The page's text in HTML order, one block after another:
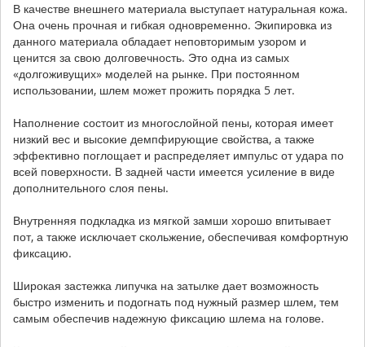
В качестве внешнего материала выступает натуральная кожа.
Она очень прочная и гибкая одновременно. Экипировка из
данного материала обладает неповторимым узором и
ценится за свою долговечность. Это одна из самых
«долгоживущих» моделей на рынке. При постоянном
использовании, шлем может прожить порядка 5 лет.
Наполнение состоит из многослойной пены, которая имеет
низкий вес и высокие демпфирующие свойства, а также
эффективно поглощает и распределяет импульс от удара по
всей поверхности. В задней части имеется усиление в виде
дополнительного слоя пены.
Внутренняя подкладка из мягкой замши хорошо впитывает
пот, а также исключает скольжение, обеспечивая комфортную
фиксацию.
Широкая застежка липучка на затылке дает возможность
быстро изменить и подогнать под нужный размер шлем, тем
самым обеспечив надежную фиксацию шлема на голове.